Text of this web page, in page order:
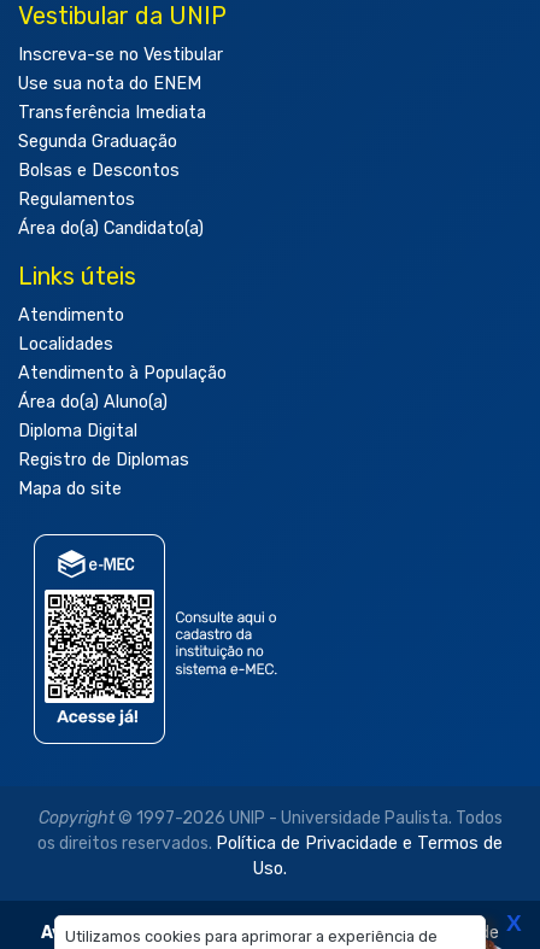
Utilizamos cookies para aprimorar a experiência de
Vestibular da UNIP
Inscreva-se no Vestibular
Use sua nota do ENEM
Transferência Imediata
Segunda Graduação
Bolsas e Descontos
Regulamentos
Área do(a) Candidato(a)
Links úteis
Atendimento
Localidades
Atendimento à População
Área do(a) Aluno(a)
Diploma Digital
Registro de Diplomas
Mapa do site
Copyright© 1997-2026 UNIP - Universidade Paulista. Todos
os direitos reservados. Política de Privacidade e Termos de
Uso.
Aviso Legal: As imagens disponibilizadas neste site são de X